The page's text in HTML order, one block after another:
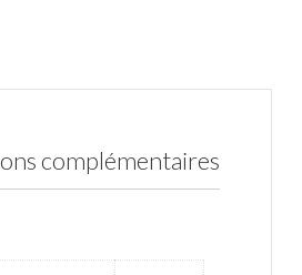
complémentaires